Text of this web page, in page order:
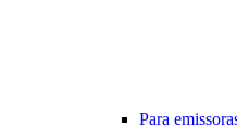
Para